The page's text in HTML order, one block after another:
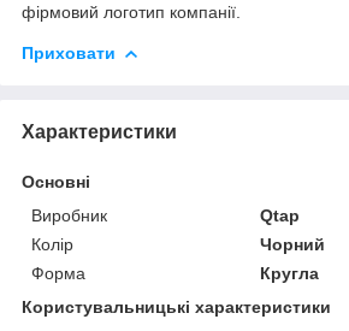
фірмовий логотип компанії.
Приховати
Характеристики
Основні
Виробник
Qtap
Колір
Чорний
Форма
Кругла
Користувальницькі характеристики